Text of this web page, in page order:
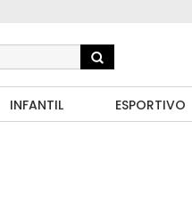
INFANTIL ESPORTIVO